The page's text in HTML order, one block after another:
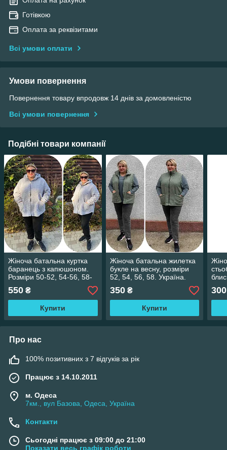
Готівкою
Оплата за реквізитами
Всі умови оплати
Умови повернення
Повернення товару впродовж 14 днів за домовленістю
Всі умови повернення
Подібні товари компанії
Жіноча батальна куртка
баранець з капюшоном.
Розміри 50-52, 54-56, 58-
60, Україна. Колір
вказуйте в замовленні
550 ₴
Купити
Жіноча батальна жилетка
букле на весну, розміри
52, 54, 56, 58. Україна.
Колір вказуйте в
замовленні
350₴
Купити
48,
300
Про нас
100% позитивних з 7 відгуків за рік
Працює з 14.10.2011
м. Одеса
7км., вул Базова, Одеса, Україна
Контакти
Сьогодні працює з 09:00 до 21:00
Показати весь графік роботи